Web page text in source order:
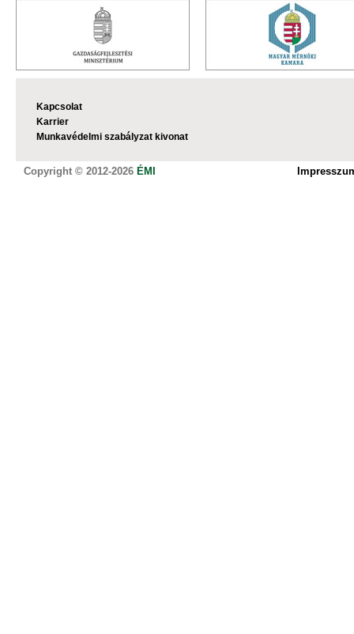
Kapcsolat
Karrier
Munkavédelmi szabályzat kivonat
Copyright © 2012-2026 ÉMI